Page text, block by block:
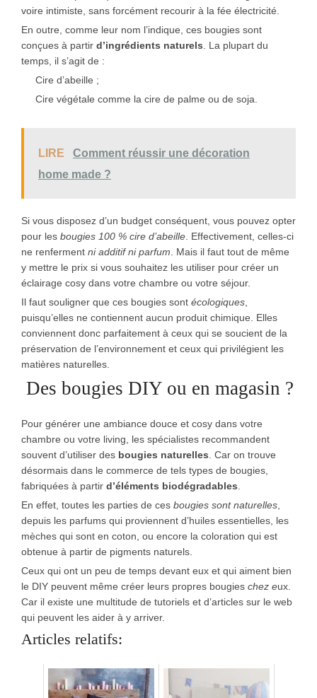
voire intimiste, sans forcément recourir à la fée électricité.
En outre, comme leur nom l’indique, ces bougies sont
conçues à partir d’ingrédients naturels . La plupart du
temps, il s’agit de :
Cire d’abeille ;
Cire végétale comme la cire de palme ou de soja.
LIRE
Comment réussir une décoration
home made ?
Si vous disposez d’un budget conséquent, vous pouvez opter
pour les bougies 100 % cire d’abeille . Effectivement, celles-ci
ne renferment ni additif ni parfum . Mais il faut tout de même
y mettre le prix si vous souhaitez les utiliser pour créer un
éclairage cosy dans votre chambre ou votre séjour.
Il faut souligner que ces bougies sont écologiques
puisqu’elles ne contiennent aucun produit chimique. Elles
conviennent donc parfaitement à ceux qui se soucient de la
préservation de l’environnement et ceux qui privilégient les
matières naturelles.
Des bougies DIY ou en magasin ?
Pour générer une ambiance douce et cosy dans votre
chambre ou votre living, les spécialistes recommandent
souvent d’utiliser des bougies naturelles . Car on trouve
désormais dans le commerce de tels types de bougies,
fabriquées à partir d’éléments biodégradables
En effet, toutes les parties de ces bougies sont naturelles
depuis les parfums qui proviennent d’huiles essentielles, les
mèches qui sont en coton, ou encore la coloration qui est
obtenue à partir de pigments naturels.
Ceux qui ont un peu de temps devant eux et qui aiment bien
le DIY peuvent même créer leurs propres bougies chez eux.
Car il existe une multitude de tutoriels et d’articles sur le web
qui peuvent les aider à y arriver.
Articles relatifs: